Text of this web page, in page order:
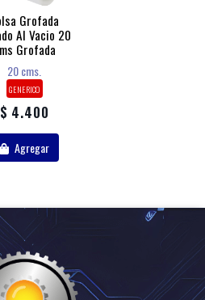
Grofada
Al Vacio 20
Grofada
20 cms.
GENERICO
$ 4.400
Agregar